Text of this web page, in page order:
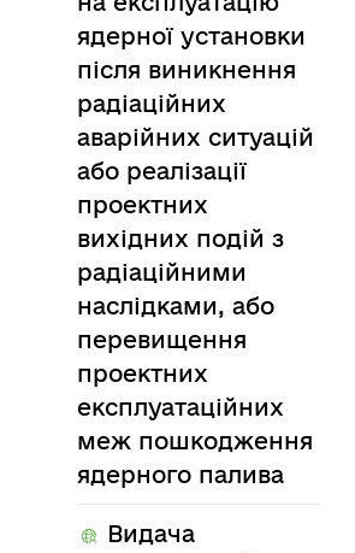
ядерної установки
після виникнення
радіаційних
аварійних ситуацій
або реалізації
проектних
вихідних подій з
радіаційними
наслідками, або
перевищення
проектних
експлуатаційних
меж пошкодження
ядерного палива
Видача